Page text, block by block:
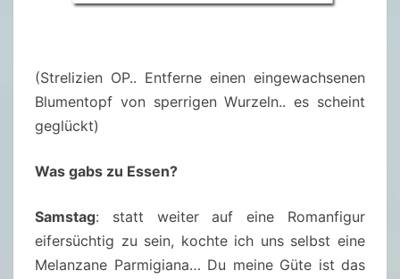
(Strelizien OP.. Entferne einen eingewachsenen
Blumentopf von sperrigen Wurzeln.. es scheint
geglückt)
Was gabs zu Essen?
Samstag: statt weiter auf eine Romanfigur
eifersüchtig zu sein, kochte ich uns selbst eine
Melanzane Parmigiana… Du meine Güte ist das